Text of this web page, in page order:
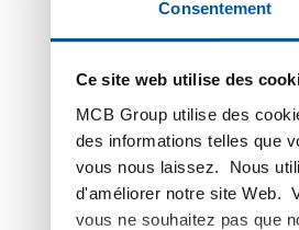
Consentement
Ce site web utilise des
MCB Group utilise des
des informations telles que
vous nous laissez. Nous
d'améliorer notre site Web.
vous ne souhaitez pas que
ligne de
après
les e-
Bien